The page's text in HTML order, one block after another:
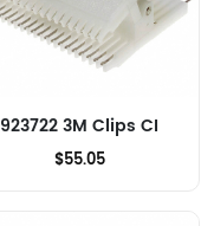
923722 3M Clips CI
$55.05